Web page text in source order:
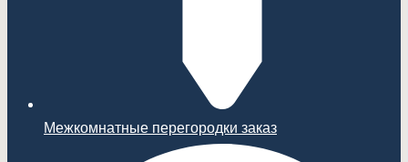
Межкомнатные перегородки заказ